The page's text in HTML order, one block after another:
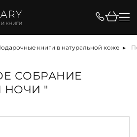
книги в натуральной коже
СОБРАНИЕ
НОЧИ "